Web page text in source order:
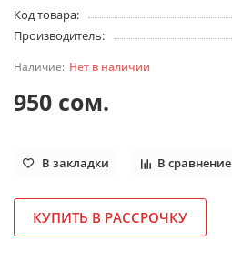
Код товара:
Производитель:
Нет в наличии
950 сом.
В закладки В сравнение
КУПИТЬ В РАССРОЧКУ